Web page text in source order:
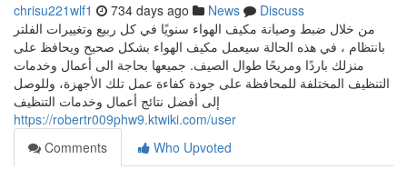
chrisu221wlf1 734 days ago News
Discuss
من خلال ضبط وصيانة مكيف الهواء سنويًا في كل ربيع وتغييرات الفلتر
بانتظام ، في هذه الحالة سيعمل مكيف الهواء بشكل صحيح ويحافظ على
منزلك باردًا ومريحًا طوال الصيف. جميعها بحاجة الى أعمال وخدمات
التنظيف المختلفة للمحافظة على جودة كفاءة عمل تلك الأجهزة، وللوصل
إلى أفضل نتائج أعمال وخدمات التنظيف
https://robertr009phw9.ktwiki.com/user
Comments
Who Upvoted